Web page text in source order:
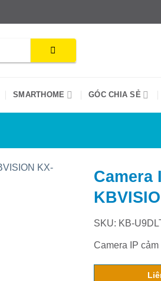
SMARTHOME GÓC CHIA SẺ
Camera
SKU: KB-
Camera IP